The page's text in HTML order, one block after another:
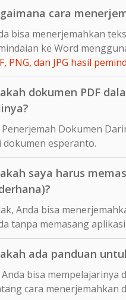
cara
bisa menerjemahkan
ke Word
PNG, dan JPG hasil
dokumen PDF
Penerjemah Dokumen
dokumen esperanto.
saya harus
Anda bisa
tanpa memasang
ada panduan
Anda bisa mempelajarinya
cara menerjemahkan